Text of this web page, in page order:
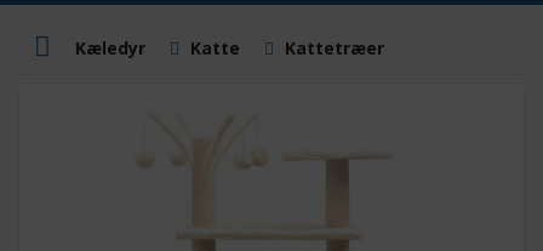
Kæledyr Katte Kattetræer